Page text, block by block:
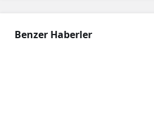
Benzer Haberler